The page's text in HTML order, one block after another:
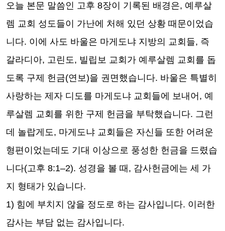
오늘 본문 말씀인 고후 8장이 기록된 배경은, 예루살
렘 교회 성도들이 가난에 처해 있던 상황 때문이었습
니다. 이에 사도 바울은 마게도냐 지방의 교회들, 즉
갈라디아, 고린도, 빌립보 교회가 예루살렘 교회를 돕
도록 구제 헌금(연보)을 권면했습니다. 바울은 특별히
사랑하는 제자 디도를 마게도냐 교회들에 보내어 , 예
루살렘 교회를 위한 구제 헌금을 부탁했습니다. 그런
데 놀랍게도, 마게도냐 교회들은 자신들 또한 어려운
형편이었는데도 기대 이상으로 풍성한 헌금을 드렸습
니다(고후 8:1–2). 성경을 볼 때 , 감사헌금에는 세 가
지 형태가 있습니다.
1) 힘에 부치지 않을 정도로 하는 감사입니다. 이러한
감사는 부담 없는 감사입니다.